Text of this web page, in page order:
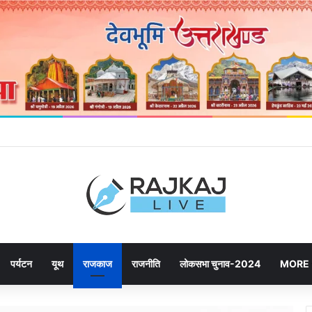
रही जनता, महायोजना-2041 पर दूसरे चरण की सुनवाई में बढ़ी भागीदारी
पर्यटन यूथ राजकाज राजनीति लोकसभा चुनाव-2024 MORE